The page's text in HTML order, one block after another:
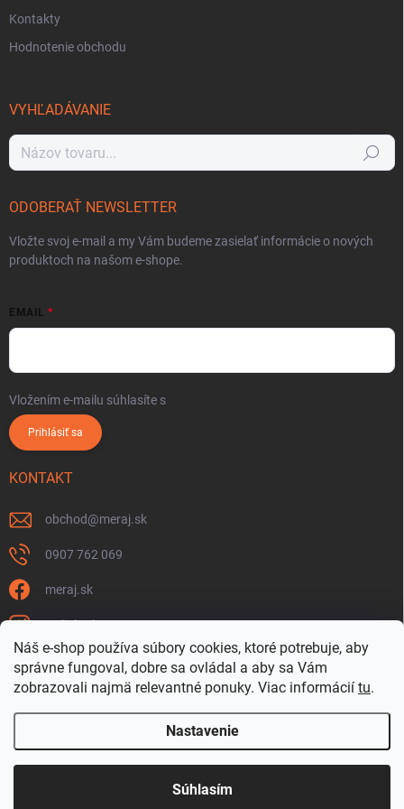
Náš e-shop používa súbory cookies, ktoré potrebuje, aby
správne fungoval, dobre sa ovládal a aby sa Vám
zobrazovali najmä relevantné ponuky. Viac informácií tu.
Nastavenie
Súhlasím
Kontakty
Hodnotenie obchodu
VYHĽADÁVANIE
Hľadať
ODOBERAŤ NEWSLETTER
Vložte svoj e-mail a my Vám budeme zasielať informácie o nových
produktoch na našom e-shope.
EMAIL
Vložením e-mailu súhlasíte s
Prihlásiť sa
KONTAKT
obchod@meraj.sk
0907 762 069
meraj.sk
m_link_sk
https://www.youtube.com/@meraj-sk
@m_link_sk
www.Meraj.sk . Všetky práva vyhradené.